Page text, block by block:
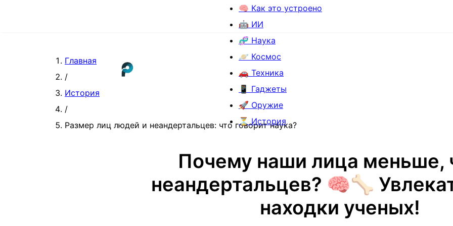
🧠 Как это устроено
🤖 ИИ
🧬 Наука
🪐 Космос
🚗 Техника
📱 Гаджеты
🚀 Оружие
⏳ История
Главная
/
История
/
Размер лиц людей и неандертальцев: что говорит наука?
Почему наши лица меньше,
неандертальцев? 🧠🦴
находки ученых!